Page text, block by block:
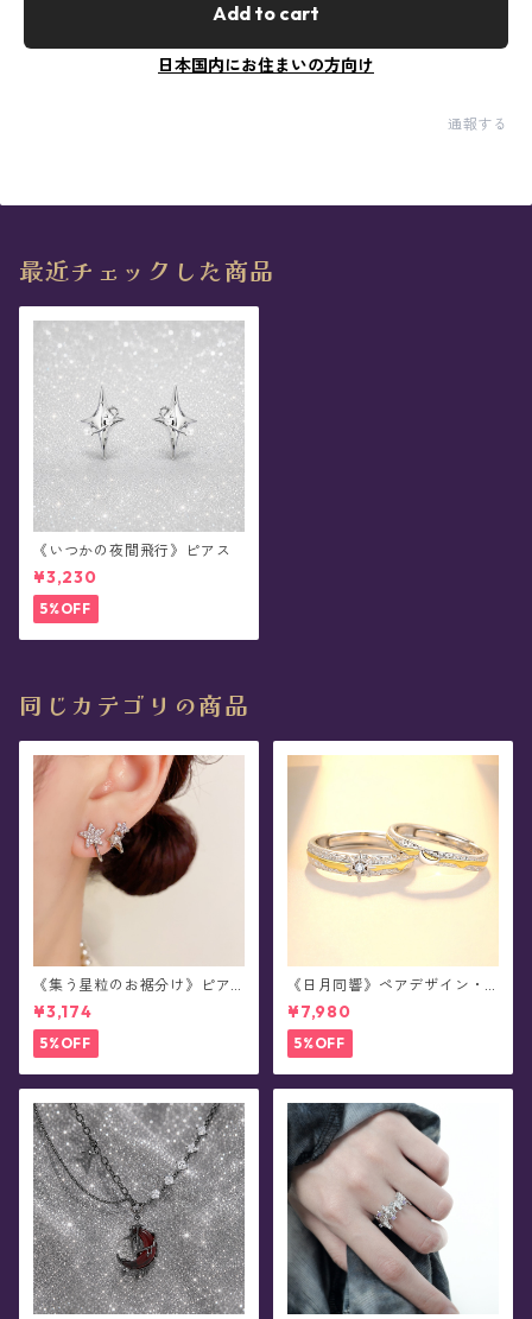
Add to cart
日本国内にお住まいの方向け
通報する
最近チェックした商品
《いつかの夜間飛行》ピアス
¥3,230
5%OFF
同じカテゴリの商品
《集う星粒のお裾分け》ピア
ス
¥3,174
5%OFF
《日月同響》ペアデザイン・
シルバーリング
¥7,980
5%OFF